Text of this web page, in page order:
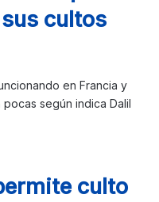
cultos
en Francia y
según indica Dalil
culto